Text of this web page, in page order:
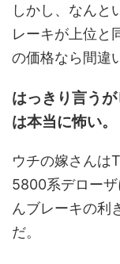
しかし、なんと
レーキが上位と
の価格なら間違
はっきり言う
は本当に怖い。
ウチの嫁さんは
5800系デロー
んブレーキの利
だ。